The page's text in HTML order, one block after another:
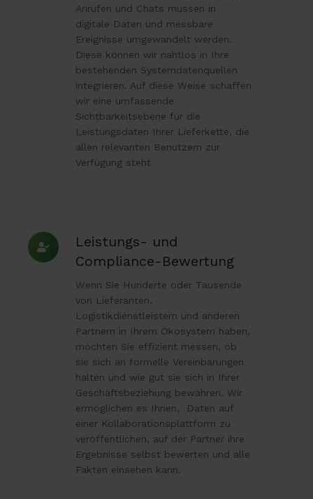
Anrufen und Chats müssen in
digitale Daten und messbare
Ereignisse umgewandelt werden.
Diese können wir nahtlos in Ihre
bestehenden Systemdatenquellen
integrieren. Auf diese Weise schaffen
wir eine umfassende
Sichtbarkeitsebene für die
Leistungsdaten Ihrer Lieferkette, die
allen relevanten Benutzern zur
Verfügung steht
Leistungs- und
Compliance-Bewertung
Wenn Sie Hunderte oder Tausende
von Lieferanten,
Logistikdienstleistern und anderen
Partnern in Ihrem Ökosystem haben,
möchten Sie effizient messen, ob
sie sich an formelle Vereinbarungen
halten und wie gut sie sich in Ihrer
Geschäftsbeziehung bewähren. Wir
ermöglichen es Ihnen, Daten auf
einer Kollaborationsplattform zu
veröffentlichen, auf der Partner ihre
Ergebnisse selbst bewerten und alle
Fakten einsehen kann.
Leistungs-
und
Bewertung